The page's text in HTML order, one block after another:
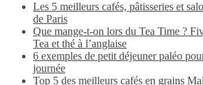
Les 5 meilleurs cafés, pâtisseries et
de Paris
Que mange-t-on lors du Tea Time ?
Tea et thé à l’anglaise
6 exemples de petit déjeuner paléo
journée
Top 5 des meilleurs cafés en grains